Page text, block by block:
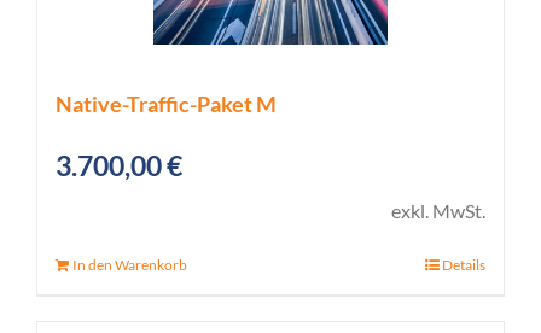
Native-Traffic-Paket M
3.700,00€
exkl. MwSt.
In den Warenkorb Details